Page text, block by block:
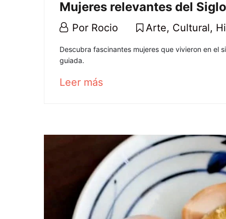
Mujeres relevantes del
25
2021
Por Rocio Arte, Cultural,
Mujeres
relevantes
XIX
Andalucía
Descubra fascinantes mujeres que vivieron en el
guiada.
Leer másabout
read